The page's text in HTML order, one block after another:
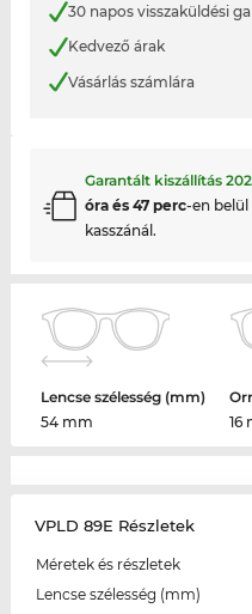
30 napos visszaküldési
Kedvező árak
Vásárlás számlára
Garantált kiszállítás
óra és 47 perc-en belül
kasszánál.
Lencse szélesség (mm)
54 mm
16
VPLD 89E Részletek
Méretek és részletek
Lencse szélesség (mm)